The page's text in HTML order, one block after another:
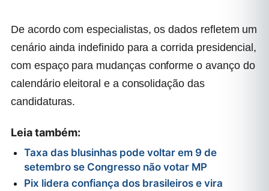
De acordo com especialistas, os dados refletem um
cenário ainda indefinido para a corrida presidencial,
com espaço para mudanças conforme o avanço do
calendário eleitoral e a consolidação das
candidaturas.
Leia também:
Taxa das blusinhas pode voltar em 9 de
setembro se Congresso não votar MP
Pix lidera confiança dos brasileiros e vira